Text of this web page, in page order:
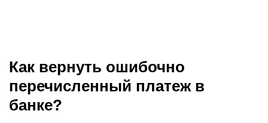
Как вернуть ошибочно
перечисленный платеж в
банке?